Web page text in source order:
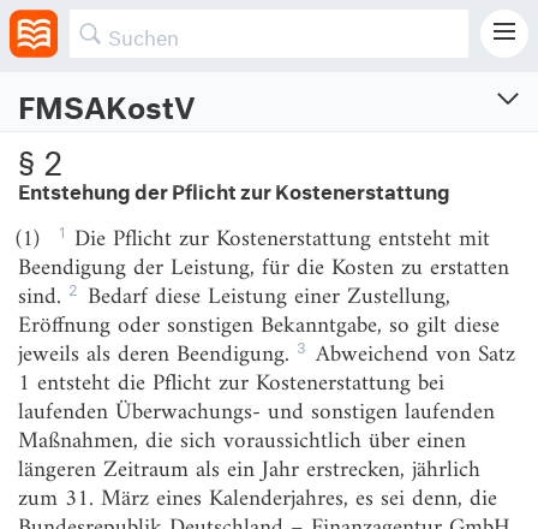
FMSAKostV
Verordnung über die Erstattung und Umlage von Kosten der Bundesanstalt für
Finanzmarktstabilisierung
Vom 6.11.2015 (BGBl. I S. 1928)
Zuletzt geändert am 28.2.2025 (BGBl. I S. Nr. 69)
Abschnitt 1
Kostenerstattung
§ 1
Kostenschuldner
§ 2
Entstehung der Pflicht zur Kostenerstattung
§ 3
Umfang der zu erstattenden Kosten;
Kostenpauschale
Gesamtschuldner.
§ 2
Entstehung der Pflicht zur Kostenerstattung
(1) 1 Die Pflicht zur Kostenerstattung entsteht mit
Beendigung der Leistung, für die Kosten zu erstatten
sind. 2 Bedarf diese Leistung einer Zustellung,
Eröffnung oder sonstigen Bekanntgabe, so gilt diese
jeweils als deren Beendigung. 3 Abweichend von Satz
1 entsteht die Pflicht zur Kostenerstattung bei
laufenden Überwachungs- und sonstigen laufenden
Maßnahmen, die sich voraussichtlich über einen
längeren Zeitraum als ein Jahr erstrecken, jährlich
zum 31. März eines Kalenderjahres, es sei denn, die